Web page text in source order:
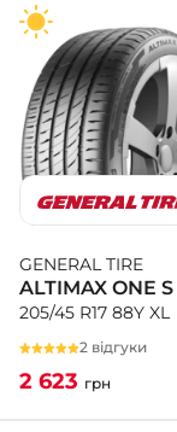
GENERAL TIRE
ALTIMAX ONE S
205/45 R17 88Y XL
2 відгуки
2 623 грн